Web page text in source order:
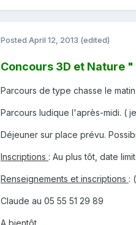
Posted April 12, 2013 (edited)
Concours 3D et Nature
Parcours de type chasse le
Parcours ludique l'après-midi. (
Déjeuner sur place prévu.
Inscriptions : Au plus tôt, date
Renseignements et inscriptions :
Claude au 05 55 51 29 89